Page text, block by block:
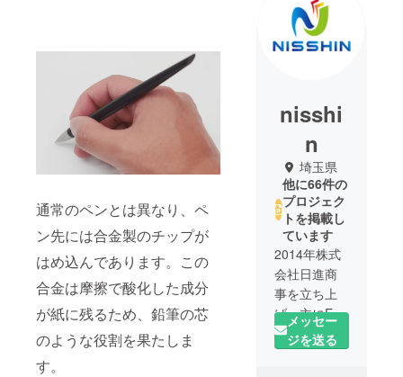
通常のペンとは異なり、ペ
ン先には合金製のチップが
はめ込んであります。この
合金は摩擦で酸化した成分
が紙に残るため、鉛筆の芯
のような役割を果たしま
す。
nisshi
n
埼玉県
他に66件の
プロジェク
トを掲載し
ています
2014年株式
会社日進商
事を立ち上
げ、主にEC
サイトで
ネット
メッセー
ジを送る